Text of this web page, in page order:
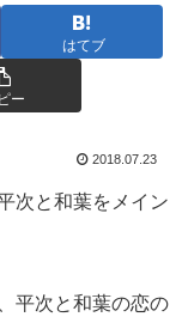
はてブ
ー
2018.07.23
次と和葉をメイン
平次と和葉の恋の